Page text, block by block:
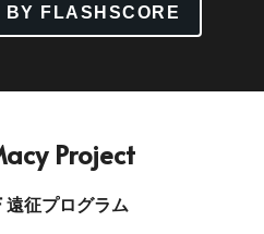
BY FLASHSCORE
Project
遠征プログラム